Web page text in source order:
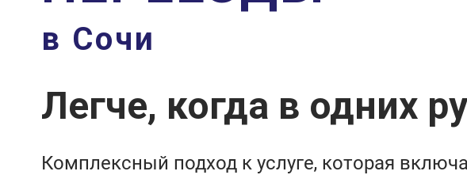
в Сочи
Легче, когда в одних
Комплексный подход к услуге, которая